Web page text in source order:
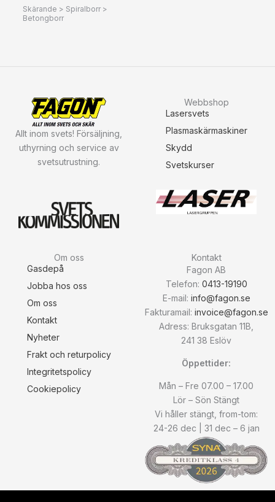
Skärande > Spiralborr >
Betongborr
Allt inom svets! Försäljning,
uthyrning och service av
svetsutrustning.
Webbshop
Lasersvets
Plasmaskärmaskiner
Skydd
Svetskurser
Om oss
Gasdepå
Jobba hos oss
Om oss
Kontakt
Nyheter
Frakt och returpolicy
Integritetspolicy
Cookiepolicy
Kontakt
Fagon AB
Telefon: 0413-19190
E-mail: info@fagon.se
Fakturamail: invoice@fagon.se
Adress: Bruksgatan 11B,
241 38 Eslöv
Öppettider:
Mån – Fre 07.00 – 17.00
Lör – Sön Stängt
Vi håller stängt, from-tom:
24-26 dec | 31 dec – 6 jan